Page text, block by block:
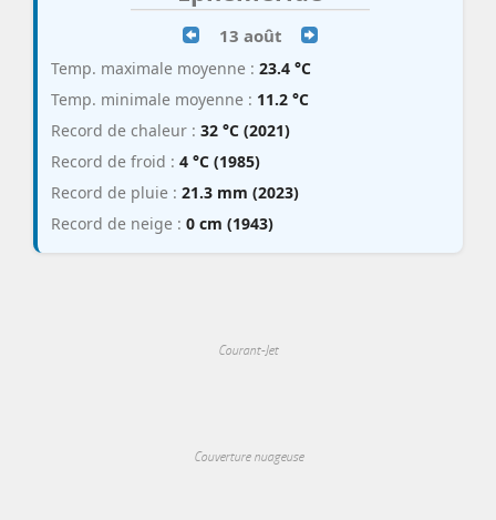
13 août
Temp. maximale moyenne : 23.4 °C
Temp. minimale moyenne : 11.2 °C
Record de chaleur : 32 °C (2021)
Record de froid : 4 °C (1985)
Record de pluie : 21.3 mm (2023)
Record de neige : 0 cm (1943)
Courant-Jet
Couverture nuageuse